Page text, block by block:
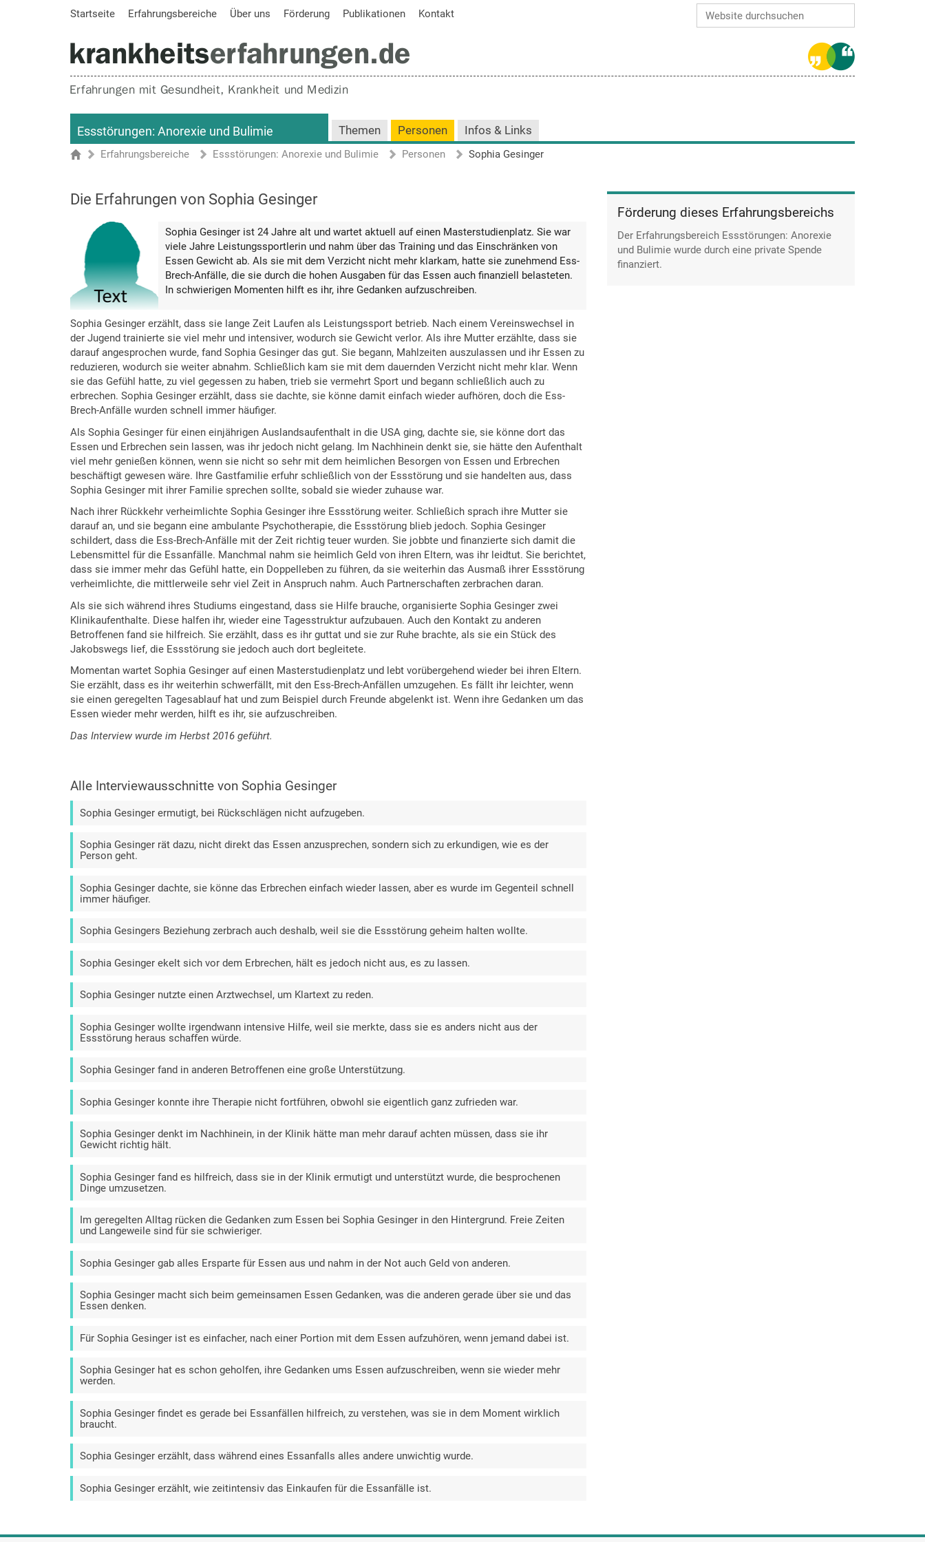
Erweiterte Suche…
Startseite Erfahrungsbereiche Über uns Förderung Publikationen Kontakt
Essstörungen: Anorexie und Bulimie Themen Personen Infos & Links
Sie sind hier
StartseiteErfahrungsbereiche Essstörungen: Anorexie und Bulimie Personen Sophia Gesinger
Die Erfahrungen von Sophia Gesinger
Sophia Gesinger ist 24 Jahre alt und wartet aktuell auf einen Masterstudienplatz. Sie war
viele Jahre Leistungssportlerin und nahm über das Training und das Einschränken von
Essen Gewicht ab. Als sie mit dem Verzicht nicht mehr klarkam, hatte sie zunehmend Ess-
Brech-Anfälle, die sie durch die hohen Ausgaben für das Essen auch finanziell belasteten.
In schwierigen Momenten hilft es ihr, ihre Gedanken aufzuschreiben.
Sophia Gesinger erzählt, dass sie lange Zeit Laufen als Leistungssport betrieb. Nach einem Vereinswechsel in
der Jugend trainierte sie viel mehr und intensiver, wodurch sie Gewicht verlor. Als ihre Mutter erzählte, dass sie
darauf angesprochen wurde, fand Sophia Gesinger das gut. Sie begann, Mahlzeiten auszulassen und ihr Essen zu
reduzieren, wodurch sie weiter abnahm. Schließlich kam sie mit dem dauernden Verzicht nicht mehr klar. Wenn
sie das Gefühl hatte, zu viel gegessen zu haben, trieb sie vermehrt Sport und begann schließlich auch zu
erbrechen. Sophia Gesinger erzählt, dass sie dachte, sie könne damit einfach wieder aufhören, doch die Ess-
Brech-Anfälle wurden schnell immer häufiger.
Als Sophia Gesinger für einen einjährigen Auslandsaufenthalt in die USA ging, dachte sie, sie könne dort das
Essen und Erbrechen sein lassen, was ihr jedoch nicht gelang. Im Nachhinein denkt sie, sie hätte den Aufenthalt
viel mehr genießen können, wenn sie nicht so sehr mit dem heimlichen Besorgen von Essen und Erbrechen
beschäftigt gewesen wäre. Ihre Gastfamilie erfuhr schließlich von der Essstörung und sie handelten aus, dass
Sophia Gesinger mit ihrer Familie sprechen sollte, sobald sie wieder zuhause war.
Nach ihrer Rückkehr verheimlichte Sophia Gesinger ihre Essstörung weiter. Schließich sprach ihre Mutter sie
darauf an, und sie begann eine ambulante Psychotherapie, die Essstörung blieb jedoch. Sophia Gesinger
schildert, dass die Ess-Brech-Anfälle mit der Zeit richtig teuer wurden. Sie jobbte und finanzierte sich damit die
Lebensmittel für die Essanfälle. Manchmal nahm sie heimlich Geld von ihren Eltern, was ihr leidtut. Sie berichtet,
dass sie immer mehr das Gefühl hatte, ein Doppelleben zu führen, da sie weiterhin das Ausmaß ihrer Essstörung
verheimlichte, die mittlerweile sehr viel Zeit in Anspruch nahm. Auch Partnerschaften zerbrachen daran.
Als sie sich während ihres Studiums eingestand, dass sie Hilfe brauche, organisierte Sophia Gesinger zwei
Klinikaufenthalte. Diese halfen ihr, wieder eine Tagesstruktur aufzubauen. Auch den Kontakt zu anderen
Betroffenen fand sie hilfreich. Sie erzählt, dass es ihr guttat und sie zur Ruhe brachte, als sie ein Stück des
Jakobswegs lief, die Essstörung sie jedoch auch dort begleitete.
Momentan wartet Sophia Gesinger auf einen Masterstudienplatz und lebt vorübergehend wieder bei ihren Eltern.
Sie erzählt, dass es ihr weiterhin schwerfällt, mit den Ess-Brech-Anfällen umzugehen. Es fällt ihr leichter, wenn
sie einen geregelten Tagesablauf hat und zum Beispiel durch Freunde abgelenkt ist. Wenn ihre Gedanken um das
Essen wieder mehr werden, hilft es ihr, sie aufzuschreiben.
Das Interview wurde im Herbst 2016 geführt.
Alle Interviewausschnitte von Sophia Gesinger
Sophia Gesinger ermutigt, bei Rückschlägen nicht aufzugeben.
Sophia Gesinger rät dazu, nicht direkt das Essen anzusprechen, sondern sich zu erkundigen, wie es der
Person geht.
Sophia Gesinger dachte, sie könne das Erbrechen einfach wieder lassen, aber es wurde im Gegenteil schnell
immer häufiger.
Sophia Gesingers Beziehung zerbrach auch deshalb, weil sie die Essstörung geheim halten wollte.
Sophia Gesinger ekelt sich vor dem Erbrechen, hält es jedoch nicht aus, es zu lassen.
Sophia Gesinger nutzte einen Arztwechsel, um Klartext zu reden.
Sophia Gesinger wollte irgendwann intensive Hilfe, weil sie merkte, dass sie es anders nicht aus der
Essstörung heraus schaffen würde.
Sophia Gesinger fand in anderen Betroffenen eine große Unterstützung.
Sophia Gesinger konnte ihre Therapie nicht fortführen, obwohl sie eigentlich ganz zufrieden war.
Sophia Gesinger denkt im Nachhinein, in der Klinik hätte man mehr darauf achten müssen, dass sie ihr
Gewicht richtig hält.
Sophia Gesinger fand es hilfreich, dass sie in der Klinik ermutigt und unterstützt wurde, die besprochenen
Dinge umzusetzen.
Im geregelten Alltag rücken die Gedanken zum Essen bei Sophia Gesinger in den Hintergrund. Freie Zeiten
und Langeweile sind für sie schwieriger.
Sophia Gesinger gab alles Ersparte für Essen aus und nahm in der Not auch Geld von anderen.
Sophia Gesinger macht sich beim gemeinsamen Essen Gedanken, was die anderen gerade über sie und das
Essen denken.
Für Sophia Gesinger ist es einfacher, nach einer Portion mit dem Essen aufzuhören, wenn jemand dabei ist.
Sophia Gesinger hat es schon geholfen, ihre Gedanken ums Essen aufzuschreiben, wenn sie wieder mehr
werden.
Sophia Gesinger findet es gerade bei Essanfällen hilfreich, zu verstehen, was sie in dem Moment wirklich
braucht.
Sophia Gesinger erzählt, dass während eines Essanfalls alles andere unwichtig wurde.
Sophia Gesinger erzählt, wie zeitintensiv das Einkaufen für die Essanfälle ist.
Förderung dieses Erfahrungsbereichs
Der Erfahrungsbereich Essstörungen: Anorexie
und Bulimie wurde durch eine private Spende
finanziert.